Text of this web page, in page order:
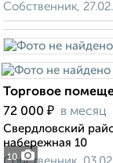
Собственник,
10
Торговое
72 000 ₽ в месяц
Свердловский
набережная 10